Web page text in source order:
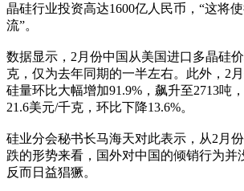
晶硅行业投资高达1600亿人民币，“这将
流”。
数据显示，2月份中国从美国进口多晶硅
克，仅为去年同期的一半左右。此外，2
硅量环比大幅增加91.9%，飙升至2713吨
21.6美元/千克，环比下降13.6%。
硅业分会秘书长马海天对此表示，从2月
跌的形势来看，国外对中国的倾销行为并
反而日益猖獗。